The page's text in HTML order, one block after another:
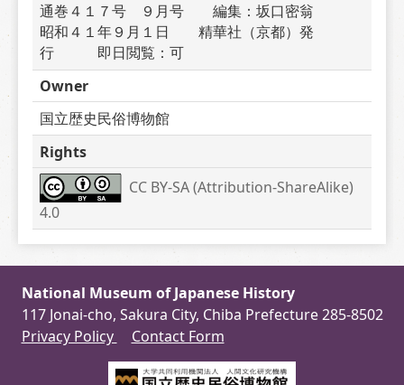
通巻４１７号　９月号　　編集：坂口密翁
昭和４１年９月１日　　精華社（京都）発
行　　　即日閲覧：可
Owner
国立歴史民俗博物館
Rights
CC BY-SA (Attribution-ShareAlike)
4.0
National Museum of Japanese History
117 Jonai-cho, Sakura City, Chiba Prefecture 285-8502
Privacy Policy
Contact Form